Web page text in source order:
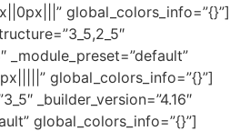
global_colors_info=”{}”]
_module_preset=”default”
global_colors_info=”{}”]
_builder_version=”4.16″
global_colors_info=”{}”]